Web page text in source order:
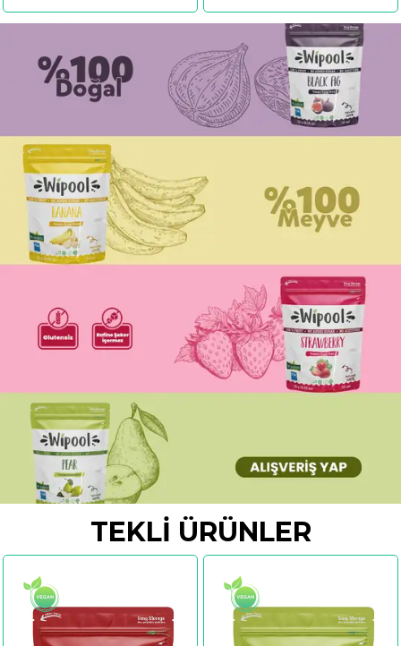
TEKLİ ÜRÜNLER